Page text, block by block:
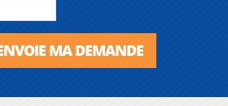
MA DEMANDE